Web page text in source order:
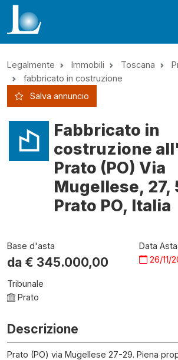
Legalmente Immobili Toscana
fabbricato in costruzione
Salva annuncio
Fabbricato in
costruzione
Prato (PO) Via
Mugellese, 27,
Prato PO, Italia
Base d'asta
da € 345.000,00
Data Asta
26/11/
Tribunale
Prato
Descrizione
Prato (PO) via Mugellese 27-29. Piena